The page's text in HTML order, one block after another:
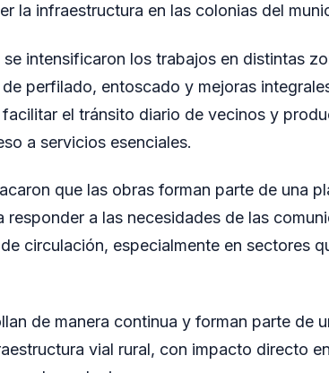
la infraestructura en las colonias del
intensificaron los trabajos en distintas
perfilado, entoscado y mejoras
el tránsito diario de vecinos y
a servicios esenciales.
que las obras forman parte de una
responder a las necesidades de las
circulación, especialmente en sectores
de manera continua y forman parte de
vial rural, con impacto directo